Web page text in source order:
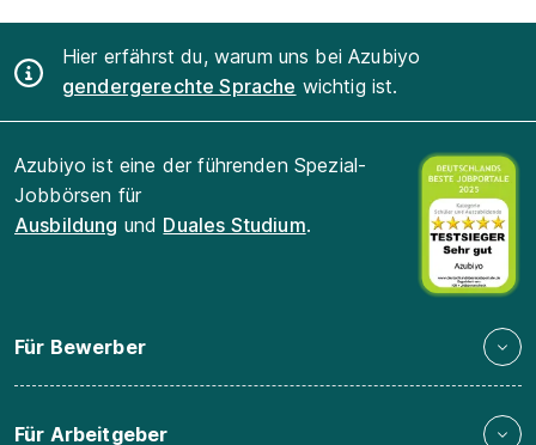
Hier erfährst du, warum uns bei Azubiyo
gendergerechte Sprache wichtig ist.
Azubiyo ist eine der führenden Spezial-
Jobbörsen für
Ausbildung und Duales Studium.
Für Bewerber
Für Arbeitgeber